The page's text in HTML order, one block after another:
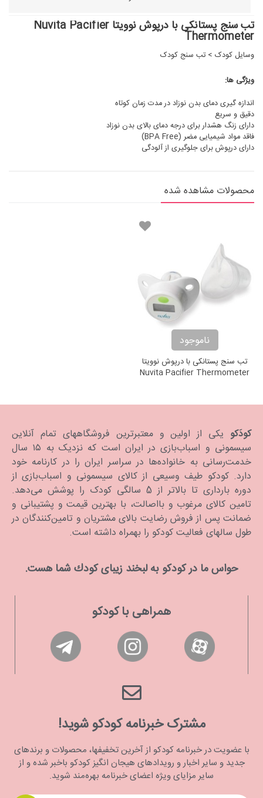
تب سنج پستانکی با درپوش نوویتا Nuvita Pacifier
Thermometer
وسایل کودک > تب سنج کودک
ویژگی ها:
اندازه گیری دمای بدن نوزاد در مدت زمان کوتاه
دقیق و سریع
دارای زنگ هشدار برای درجه دمای بالای بدن نوزاد
فاقد مواد شیمیایی مضر (BPA Free)
دارای درپوش برای جلوگیری از آلودگی
محصولات مشاهده شده
ناموجود
تب سنج پستانکی با درپوش نوویتا
Nuvita Pacifier Thermometer
کودَکو یکی از اولین و معتبرترین فروشگاههای تمام آنلاین
سیسمونی و اسباب‌بازی در ایران است که نزدیک به ۱۵ سال
خدمت‌رسانی به خانواده‌ها در سراسر ایران را در کارنامه خود
دارد. كودكو طیف وسیعی از کالای سیسمونی و اسباب‌بازی از
دوره بارداری تا بالاتر از 5 سالگی کودک را پوشش می‌دهد.
تامین کالای مرغوب و بااصالت، با بهترین قیمت و پشتیبانی و
ضمانت پس از فروش رضایت بالای مشتریان و تامین‌کنندگان در
طول سالهای فعالیت کودکو را بهمراه داشته است.
حواس ما در كودكو به لبخند زیبای كودك شما هست.
همراهی با کودکو
مشترک خبرنامه کودکو شوید!
با عضویت در خبرنامه کودکو از آخرین تخفیفها، محصولات و برندهای
جدید و سایر اخبار و رویدادهای هیجان انگیز کودکو باخبر شده و از
سایر مزایای ویژه اعضای خبرنامه بهره‌مند شوید.